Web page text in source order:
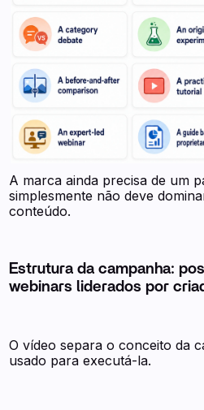
A marca ainda precisa de um
simplesmente não deve
conteúdo.
Estrutura da campanha:
webinars liderados por
O vídeo separa o conceito da
usado para executá-la.